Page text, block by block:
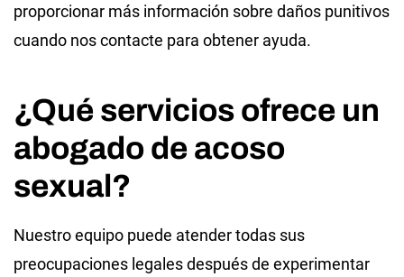
proporcionar más información sobre daños punitivos
cuando nos contacte para obtener ayuda.
¿Qué servicios ofrece un
abogado de acoso
sexual?
Nuestro equipo puede atender todas sus
preocupaciones legales después de experimentar